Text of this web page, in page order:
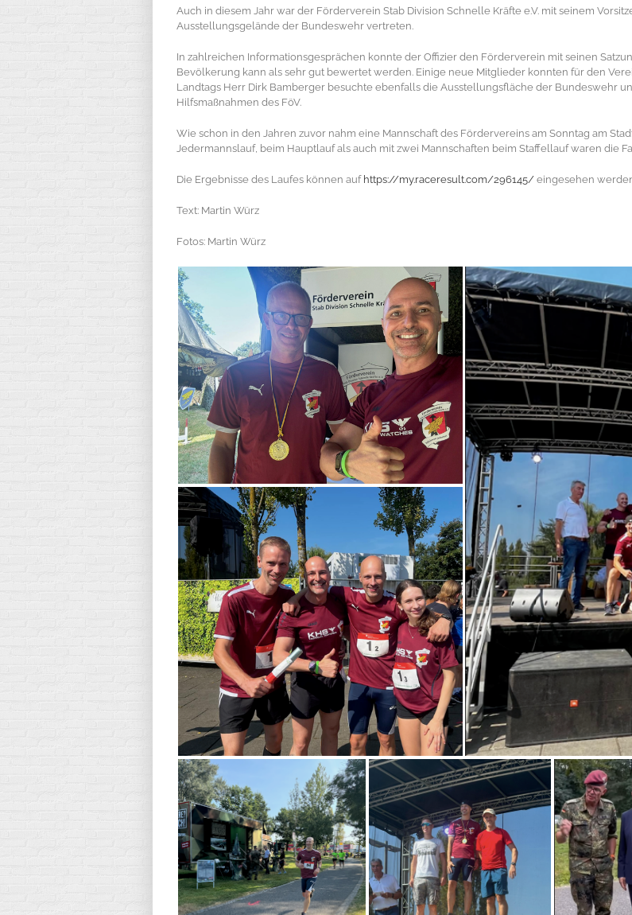
Auch in diesem Jahr war der Förderverein Stab Division Schnelle Kräfte e.V. mit seinem
Ausstellungsgelände der Bundeswehr vertreten.
In zahlreichen Informationsgesprächen konnte der Offizier den Förderverein mit seinen
Bevölkerung kann als sehr gut bewertet werden. Einige neue Mitglieder konnten für den
Landtags Herr Dirk Bamberger besuchte ebenfalls die Ausstellungsfläche der Bundeswehr
Hilfsmaßnahmen des FöV.
Wie schon in den Jahren zuvor nahm eine Mannschaft des Fördervereins am Sonntag am
Jedermannslauf, beim Hauptlauf als auch mit zwei Mannschaften beim Staffellauf waren die
Die Ergebnisse des Laufes können auf https://my.raceresult.com/296145/ eingesehen
Text: Martin Würz
Fotos: Martin Würz